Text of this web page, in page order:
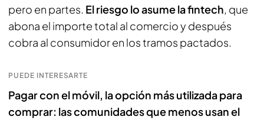
pero en partes. El riesgo lo asume la fintech, que
abona el importe total al comercio y después
cobra al consumidor en los tramos pactados.
PUEDE INTERESARTE
Pagar con el móvil, la opción más utilizada para
comprar: las comunidades que menos usan el